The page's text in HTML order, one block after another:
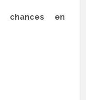
chances en